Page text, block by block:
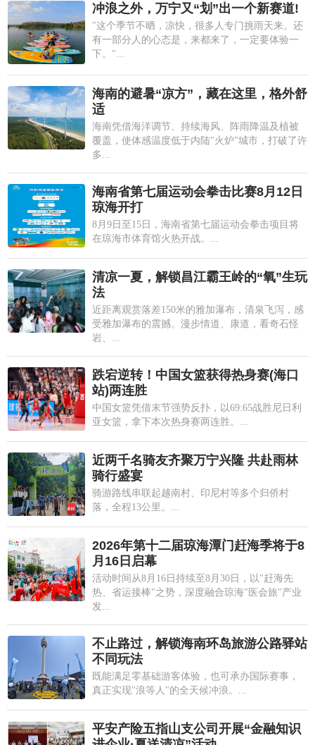
冲浪之外，万宁又“划”出一个新赛道!
"这个季节不晒，凉快，很多人专门挑雨天来。还
有一部分人的心态是，来都来了，一定要体验一
下。"...
海南的避暑“凉方”，藏在这里，格外舒
适
海南凭借海洋调节、持续海风、阵雨降温及植被
覆盖，使体感温度低于内陆"火炉"城市，打破了许
多...
海南省第七届运动会拳击比赛8月12日
琼海开打
8月9日至15日，海南省第七届运动会拳击项目将
在琼海市体育馆火热开战。...
清凉一夏，解锁昌江霸王岭的“氧”生玩
法
近距离观赏落差150米的雅加瀑布，清泉飞泻，感
受雅加瀑布的震撼。漫步情道、康道，看奇石怪
岩、...
跌宕逆转！中国女篮获得热身赛(海口
站)两连胜
中国女篮凭借末节强势反扑，以69:65战胜尼日利
亚女篮，拿下本次热身赛两连胜。...
近两千名骑友齐聚万宁兴隆 共赴雨林
骑行盛宴
骑游路线串联起越南村、印尼村等多个归侨村
落，全程13公里。...
2026年第十二届琼海潭门赶海季将于8
月16日启幕
活动时间从8月16日持续至8月30日，以"赶海先
热、省运接棒"之势，深度融合琼海"医会旅"产业
发...
不止路过，解锁海南环岛旅游公路驿站
不同玩法
既能满足零基础游客体验，也可承办国际赛事，
真正实现"浪等人"的全天候冲浪。...
平安产险五指山支公司开展“金融知识